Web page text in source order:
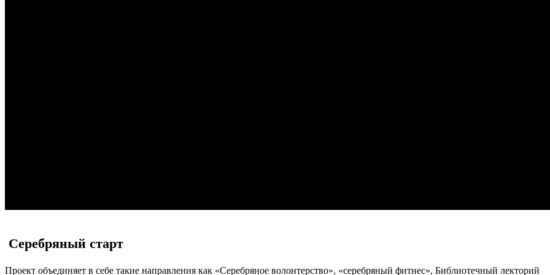
Серебряный старт
Проект объединяет в себе такие направления как «Серебряное волонтерство», «серебряный фитнес», Библиотечный лекторий